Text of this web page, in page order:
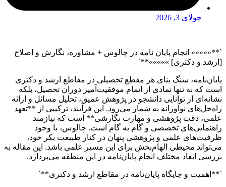
جولای 3, 2026
`**««««« انجام پایان نامه در چالوس + مشاوره، نگارش و اصلاح
[ارشد و دکتری] »»»»»**`
پایان‌نامه، سنگ بنای هر مقطع تحصیلی در مقاطع ارشد و دکتری
است که نه تنها نمادی از اتمام موفقیت‌آمیز دوران تحصیل، بلکه
نشانه‌ای از توانایی دانشجو در پژوهش عمیق، تحلیل مسائل و ارائه
راه‌حل‌های نوآورانه به شمار می‌رود. این فرآیند، ترکیبی از **تعهد
علمی، دقت پژوهشی و مهارت نگارشی** است که نیازمند
راهنمایی‌های تخصصی و گام به گام است. چالوس، با وجود
ظرفیت‌های علمی و پژوهشی پنهان در کنار طبیعت بکر خود،
می‌تواند محیطی الهام‌بخش برای این مسیر علمی باشد. این مقاله به
بررسی ابعاد مختلف انجام پایان‌نامه در این منطقه می‌پردازد.
`**اهمیت و جایگاه پایان‌نامه در مقاطع ارشد و دکتری**`